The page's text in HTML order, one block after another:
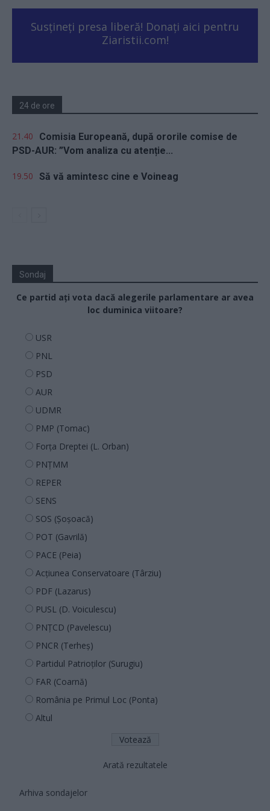
Susțineți presa liberă! Donați aici pentru
Ziaristii.com!
24 de ore
21.40
Comisia Europeană, după ororile comise de
PSD-AUR: ”Vom analiza cu atenție...
19.50 Să vă amintesc cine e Voineag
Sondaj
Ce partid ați vota dacă alegerile parlamentare ar avea
loc duminica viitoare?
USR
PNL
PSD
AUR
UDMR
PMP (Tomac)
Forța Dreptei (L. Orban)
PNȚMM
REPER
SENS
SOS (Șoșoacă)
POT (Gavrilă)
PACE (Peia)
Acțiunea Conservatoare (Târziu)
PDF (Lazarus)
PUSL (D. Voiculescu)
PNȚCD (Pavelescu)
PNCR (Terheș)
Partidul Patrioților (Surugiu)
FAR (Coarnă)
România pe Primul Loc (Ponta)
Altul
Arată rezultatele
Arhiva sondajelor